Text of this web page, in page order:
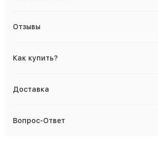
Отзывы
Как купить?
Доставка
Вопрос-Ответ